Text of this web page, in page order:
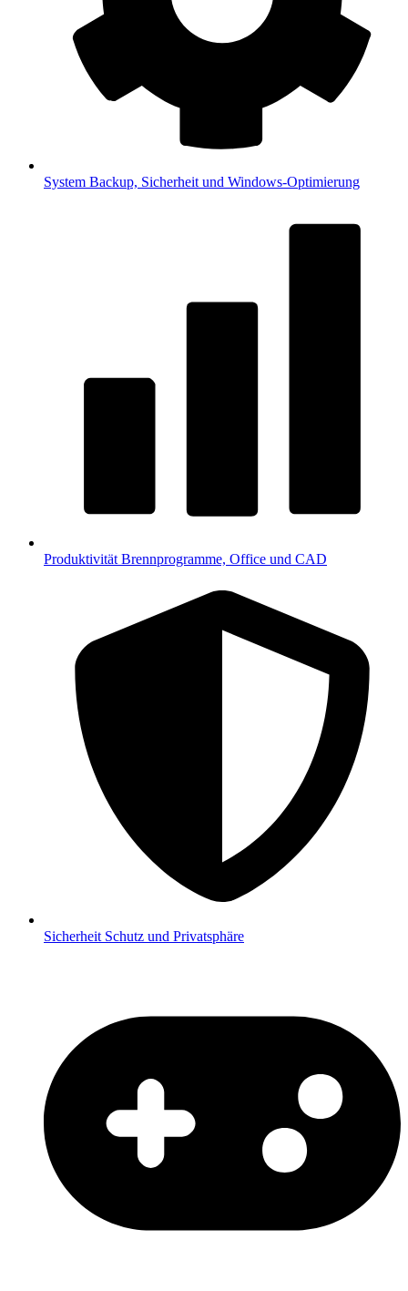
System Backup, Sicherheit und Windows-Optimierung
Produktivität Brennprogramme, Office und CAD
Sicherheit Schutz und Privatsphäre